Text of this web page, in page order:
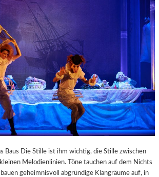
Baus Die Stille ist ihm wichtig, die Stille zwischen
Melodienlinien. Töne tauchen auf dem Nichts
geheimnisvoll abgründige Klangräume auf, in